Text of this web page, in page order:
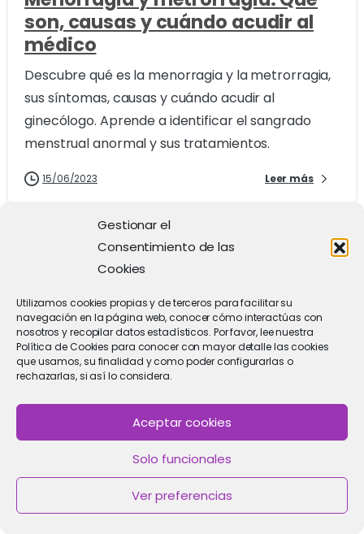
Gestionar el
Consentimiento de las
Cookies
Utilizamos cookies propias y de terceros para facilitar su
navegación en la página web, conocer cómo interactúas con
nosotros y recopilar datos estadísticos. Por favor, lee nuestra
Política de Cookies para conocer con mayor detalle las cookies
que usamos, su finalidad y como poder configurarlas o
rechazarlas, si así lo considera.
Aceptar cookies
Solo funcionales
Ver preferencias
son, causas y cuándo acudir al
médico
Descubre qué es la menorragia y la metrorragia,
sus síntomas, causas y cuándo acudir al
ginecólogo. Aprende a identificar el sangrado
menstrual anormal y sus tratamientos.
15/06/2023 Leer más
¿Cómo es el sangrado de
implantación?